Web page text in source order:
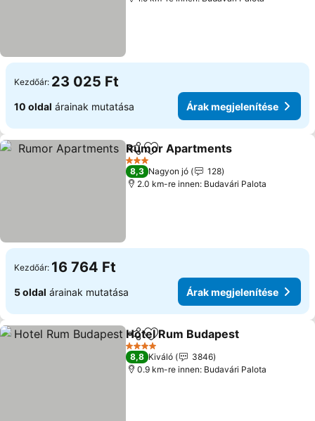
Kezdőár: 23 025 Ft
10 oldal árainak mutatása Árak megjelenítése
Megosztás
Hozzáadás a kedvencekhez
Rumor Apartments
3 Kategória
8,3 Nagyon jó
128
2.0 km-re innen: Budavári Palota
Kezdőár: 16 764 Ft
5 oldal árainak mutatása Árak megjelenítése
Megosztás
Hozzáadás a kedvencekhez
Hotel Rum Budapest
4 Kategória
8,8 Kiváló
3846
0.9 km-re innen: Budavári Palota